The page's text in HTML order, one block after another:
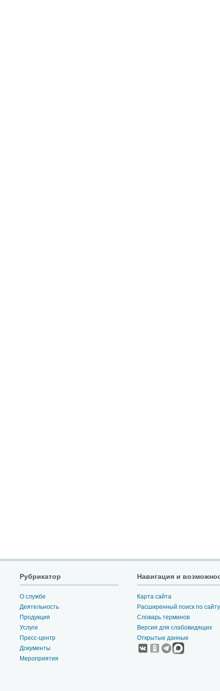
Рубрикатор
О службе
Деятельность
Продукция
Услуги
Пресс-центр
Документы
Мероприятия
Навигация и
Карта сайта
Расширенный поиск по сайту
Словарь терминов
Версия для слабовидящих
Открытые данные